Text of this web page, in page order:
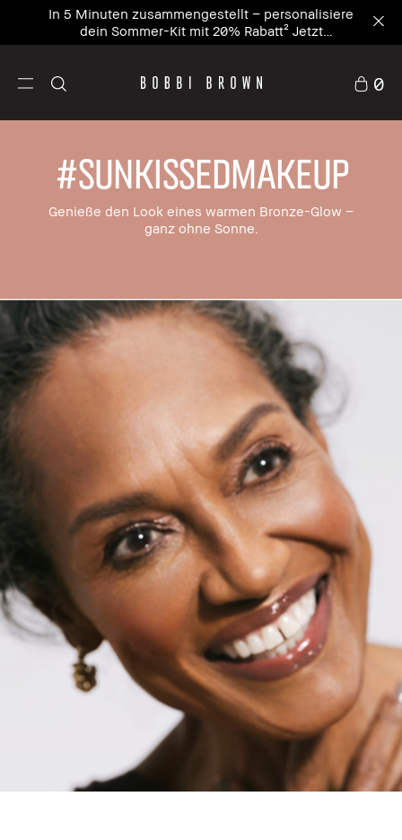
In 5 Minuten zusammengestellt – personalisiere
dein Sommer-Kit mit 20% Rabatt² Jetzt
personalisieren
0
#SUNKISSEDMAKEUP
Genieße den Look eines warmen Bronze-Glow –
ganz ohne Sonne.